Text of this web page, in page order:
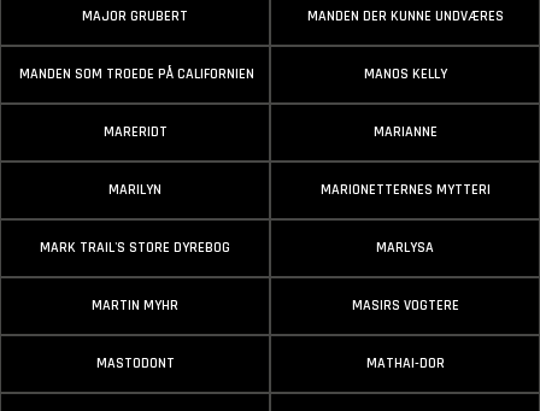
MAJOR GRUBERT MANDEN DER KUNNE UNDVÆRES
MANDEN SOM TROEDE PÅ CALIFORNIEN MANOS KELLY
MARERIDT MARIANNE
MARILYN MARIONETTERNES MYTTERI
MARK TRAIL'S STORE DYREBOG MARLYSA
MARTIN MYHR MASIRS VOGTERE
MASTODONT MATHAI-DOR